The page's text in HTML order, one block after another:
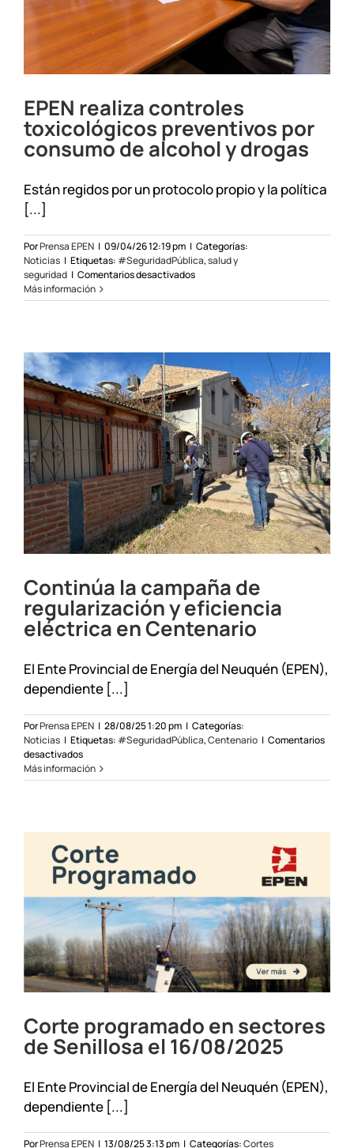
EPEN realiza controles
toxicológicos preventivos por
consumo de alcohol y drogas
Están regidos por un protocolo propio y la política
[...]
PorPrensa EPEN | 09/04/26 12:19 pm | Categorías:
Noticias | Etiquetas: #SeguridadPública,salud y
seguridad | Comentarios desactivadosen
realiza
consumo
de
alcohol
drogas
Más información
Continúa la campaña de
regularización y eficiencia
eléctrica en Centenario
El Ente Provincial de Energía del Neuquén (EPEN),
dependiente [...]
PorPrensa EPEN | 28/08/25 1:20 pm | Categorías:
Noticias | Etiquetas: #SeguridadPública,Centenario | Comentarios
desactivadosen
Continúa
la
eficiencia
eléctrica
en
Centenario
Más información
Corte programado en sectores
de Senillosa el 16/08/2025
El Ente Provincial de Energía del Neuquén (EPEN),
dependiente [...]
PorPrensa EPEN | 13/08/25 3:13 pm | Categorías:Cortes